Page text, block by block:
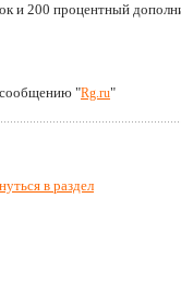
и 200 процентный
"Rg.ru"
в раздел